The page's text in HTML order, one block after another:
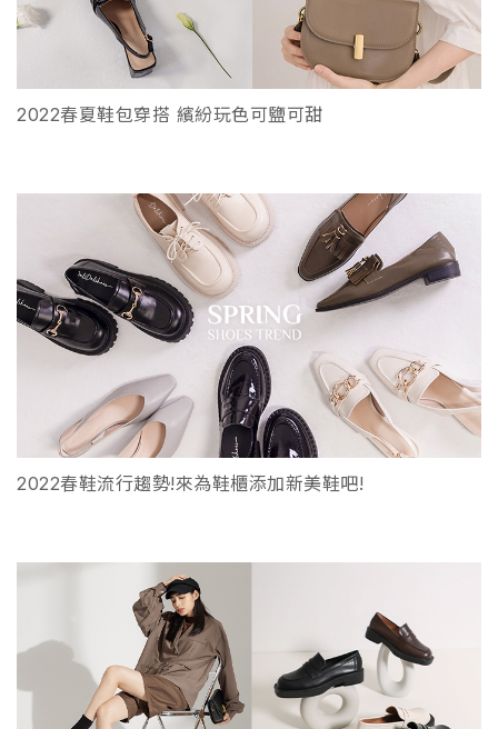
2022春夏鞋包穿搭 繽紛玩色可鹽可甜
2022春鞋流行趨勢!來為鞋櫃添加新美鞋吧!